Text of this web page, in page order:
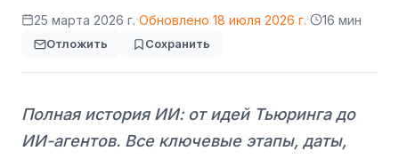
25 марта 2026 г.·Обновлено 18 июля 2026 г.· 16 мин
Отложить Сохранить
Полная история ИИ: от идей Тьюринга до
ИИ-агентов. Все ключевые этапы, даты,